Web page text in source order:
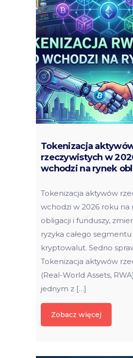
Tokenizacja
rzeczywistych w
wchodzi na rynek
Tokenizacja aktywów
wchodzi w 2026 roku na
obligacji i funduszy,
ryzyka całego segmentu
kryptowalut. Sedno
Tokenizacja aktywów
(Real-World Assets,
jednym z […]
Zobacz więcej